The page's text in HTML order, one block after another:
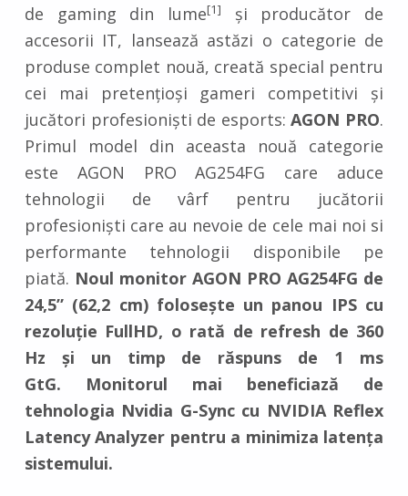
de gaming din lume[1]
și producător de
accesorii IT, lansează astăzi o categorie de
produse complet nouă, creată special pentru
cei mai pretențioși gameri competitivi și
jucători profesioniști de esports:AGON PRO.
Primul model din aceasta nouă categorie
este AGON PRO AG254FG care aduce
tehnologii de vârf pentru jucătorii
profesioniști care au nevoie de cele mai noi si
performante tehnologii disponibile pe
piată. Noul monitor AGON PRO AG254FG de
24,5” (62,2 cm) folosește un panou IPS cu
rezoluție FullHD, o rată de refresh de 360
Hz și un timp de răspuns de 1 ms
GtG. Monitorul mai beneficiază de
tehnologia Nvidia G-Sync cu NVIDIA Reflex
Latency Analyzer pentru a minimiza latența
sistemului.